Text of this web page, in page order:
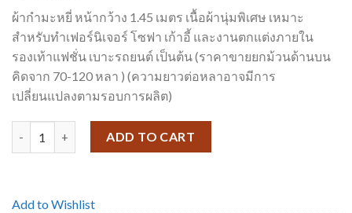
ผ้ากำมะหยี่ หน้ากว้าง 1.45 เมตร เนื้อผ้านุ่มพิเศษ เหมาะ
สำหรับทำเฟอร์นิเจอร์ โซฟา เก้าอี้ และงานตกแต่งภายใน
รองเท้าแฟชั่น เบาะรถยนต์ เป็นต้น (ราคาขายยกม้วนด้านบน
คิดจาก 70-120 หลา ) (ความยาวต่อหลาอาจมีการ
เปลี่ยนแปลงตามรอบการผลิต)
ผ้ากำมะหยี่ สีพื้น 65-16-21B quantity
ADD TO CART
Add to Wishlist